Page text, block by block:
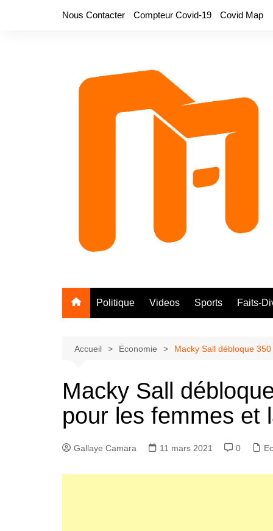
Nous Contacter Compteur Covid-19 Covid Map
Politique Videos Sports Faits-
Accueil Economie Macky Sall débloque
Macky Sall
pour les femmes et
Gallaye Camara 11 mars 2021 0